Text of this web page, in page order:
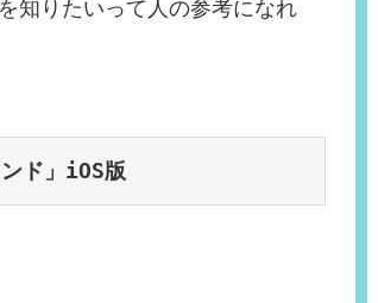
知りたいって人の参考になれ
ド」iOS版